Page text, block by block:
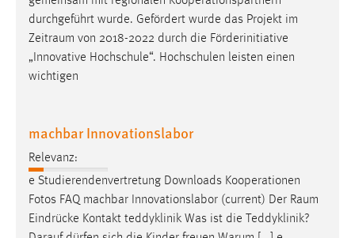
durchgeführt wurde. Gefördert wurde das Projekt im
Zeitraum von 2018-2022 durch die Förderinitiative
„Innovative Hochschule“. Hochschulen leisten einen
wichtigen
machbar Innovationslabor
Relevanz:
e Studierendenvertretung Downloads Kooperationen
Fotos FAQ machbar Innovationslabor (current) Der Raum
Eindrücke Kontakt teddyklinik Was ist die Teddyklinik?